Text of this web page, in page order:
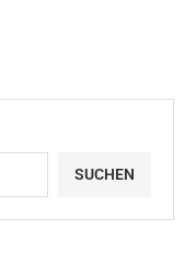
SUCHEN